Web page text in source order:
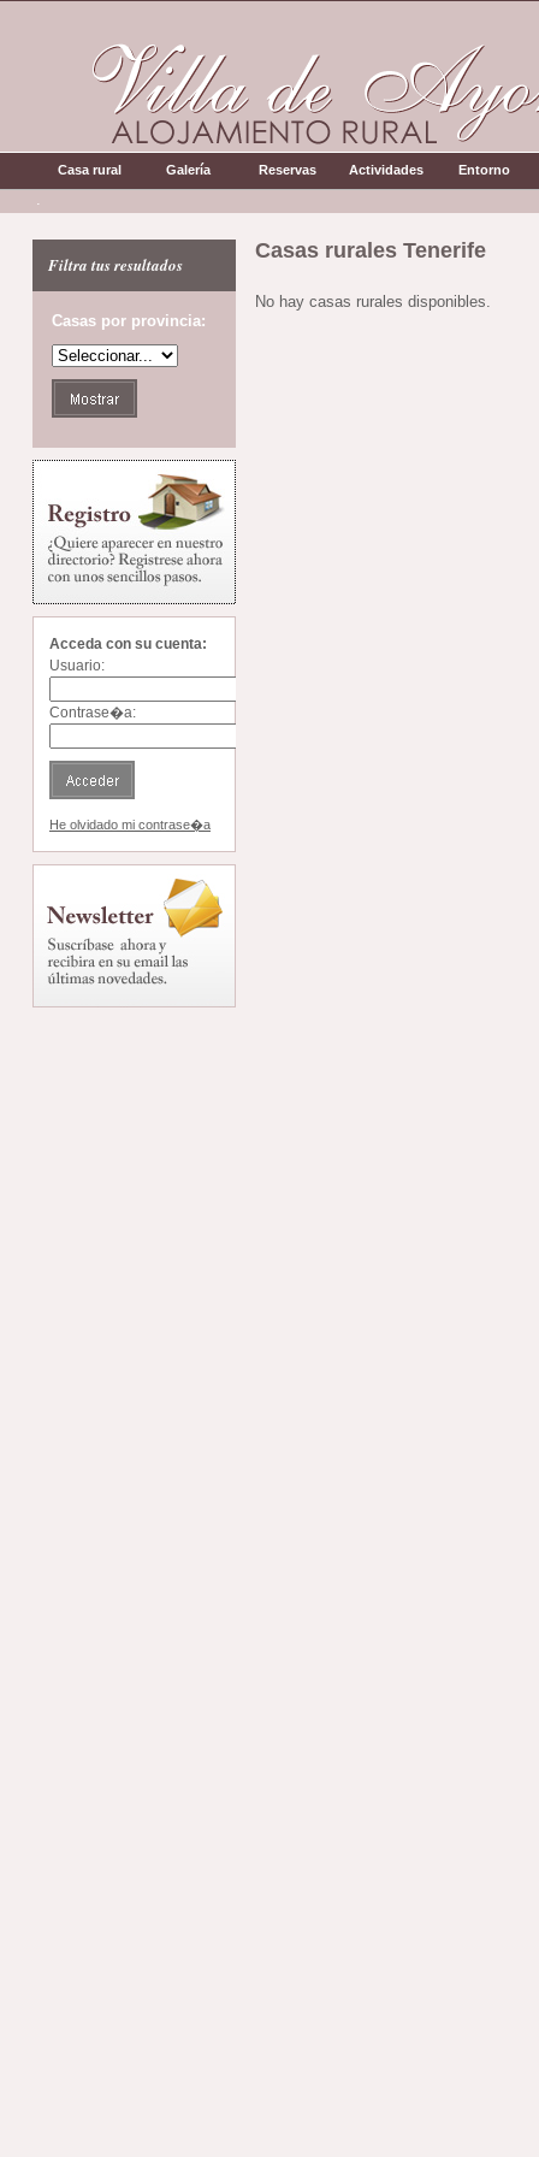
Casa rural Galería Reservas Actividades Entorno
.
Filtra tus resultados
Casas por provincia:
Acceda con su cuenta:
Usuario:
Contrase�a:
He olvidado mi contrase�a
Casas rurales Tenerife
No hay casas rurales disponibles.